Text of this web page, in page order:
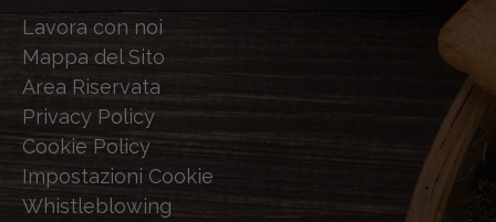
Lavora con noi
Mappa del Sito
Area Riservata
Privacy Policy
Cookie Policy
Impostazioni Cookie
Whistleblowing